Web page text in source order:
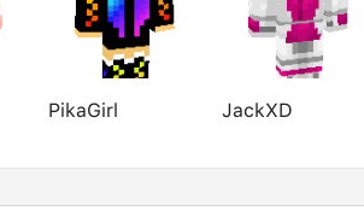
PikaGirl JackXD